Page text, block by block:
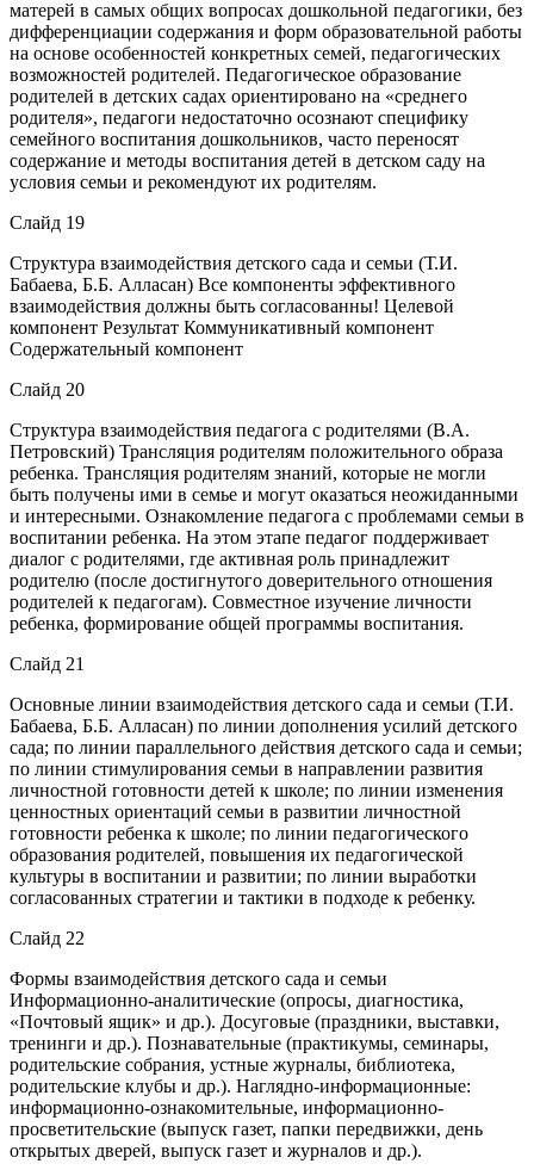
матерей в самых общих вопросах дошкольной педагогики, без
дифференциации содержания и форм образовательной работы
на основе особенностей конкретных семей, педагогических
возможностей родителей. Педагогическое образование
родителей в детских садах ориентировано на «среднего
родителя», педагоги недостаточно осознают специфику
семейного воспитания дошкольников, часто переносят
содержание и методы воспитания детей в детском саду на
условия семьи и рекомендуют их родителям.
Слайд 19
Структура взаимодействия детского сада и семьи (Т.И.
Бабаева, Б.Б. Алласан) Все компоненты эффективного
взаимодействия должны быть согласованны! Целевой
компонент Результат Коммуникативный компонент
Содержательный компонент
Слайд 20
Структура взаимодействия педагога с родителями (В.А.
Петровский) Трансляция родителям положительного образа
ребенка. Трансляция родителям знаний, которые не могли
быть получены ими в семье и могут оказаться неожиданными
и интересными. Ознакомление педагога с проблемами семьи в
воспитании ребенка. На этом этапе педагог поддерживает
диалог с родителями, где активная роль принадлежит
родителю (после достигнутого доверительного отношения
родителей к педагогам). Совместное изучение личности
ребенка, формирование общей программы воспитания.
Слайд 21
Основные линии взаимодействия детского сада и семьи (Т.И.
Бабаева, Б.Б. Алласан) по линии дополнения усилий детского
сада; по линии параллельного действия детского сада и семьи;
по линии стимулирования семьи в направлении развития
личностной готовности детей к школе; по линии изменения
ценностных ориентаций семьи в развитии личностной
готовности ребенка к школе; по линии педагогического
образования родителей, повышения их педагогической
культуры в воспитании и развитии; по линии выработки
согласованных стратегии и тактики в подходе к ребенку.
Слайд 22
Формы взаимодействия детского сада и семьи
Информационно-аналитические (опросы, диагностика,
«Почтовый ящик» и др.). Досуговые (праздники, выставки,
тренинги и др.). Познавательные (практикумы, семинары,
родительские собрания, устные журналы, библиотека,
родительские клубы и др.). Наглядно-информационные:
информационно-ознакомительные, информационно-
просветительские (выпуск газет, папки передвижки, день
открытых дверей, выпуск газет и журналов и др.).